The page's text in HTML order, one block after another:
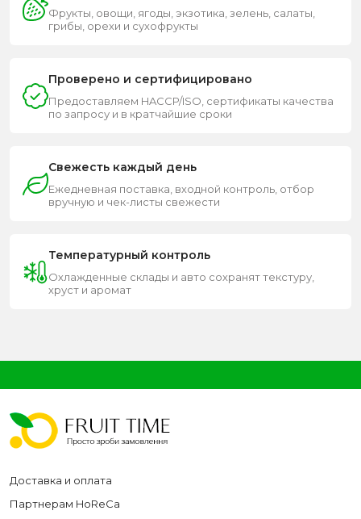
Фрукты, овощи, ягоды, экзотика, зелень, салаты,
грибы, орехи и сухофрукты
Проверено и сертифицировано
Предоставляем HACCP/ISO, сертификаты качества
по запросу и в кратчайшие сроки
Свежесть каждый день
Ежедневная поставка, входной контроль, отбор
вручную и чек-листы свежести
Температурный контроль
Охлажденные склады и авто сохранят текстуру,
хруст и аромат
Доставка и оплата
Партнерам HoReCa